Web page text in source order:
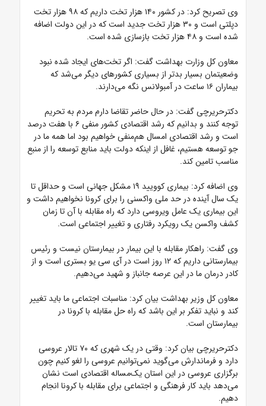
وی تصریح کرد: در کشور ۱۴۰ هزار تخت داریم که ۹۸ هزار تخت
دپلتی است و ۳۰ هزار تخت جدید است که در این دولت اضافه
شده است و ۴۸ هزار تخت بازسازی شده است.
معاون کل وزارت بهداشت گفت: اگر تخت‌های ایجاد شده نبود
وضعیتمان بسیار بدتر از بسیاری کشورهای دیگر می‌شد که
بیماران ۱۶ ساعت در آمبولانس نگه می‌دارند.
دکترحریرچی گفت: در حال حاضر تقاضا دارم مردم به تحریم
توجه کنند و بدانیم که رشد اقتصادی کشور منفی ۶ با هفت درصد
است و رشد اقتصادی امسال هم‌منفی خواهیم بود اما همه ما در‌
جو توسعه هستیم، غافل از اینکه دولت باید منابع توسعه را از منبع
مناسب تامین کند.
وی اضافه کرد: بیماری کوویید ۱۹ مشکل جهانی است و حداقل تا
یک سال آینده در حد ملی واکسنی را برای کرونا نخواهیم داشت و
این بیماری یک عامل ویروسی دارد که راه مقابله با آن تا زمان
کشف واکسن یک رویکرد رفتاری و‌ تغییر اجتماعی است.
وی گفت: راهکار مقابله با این بیمار در بیمارستان نیست و رئیس
بیمارستانی داریم که ۱۲ روز است در آی سی یو بستری است و از
کادر درمان ما در این عرصه جانباز و شهید می‌دهیم.
معاون کل وزیر بهداشت بیان کرد: مناسبات اجتماعی ما باید تغییر
کند و نباید تفکر بر این باشد که راه حل مقابله با کرونا در
بیمارستان است.
دکترحریرچی بیان کرد: وقتی در یک شهری که ۷۰ تالار عروسی
دارد و‌ فرماندارش می‌گوید نمی‌توانیم عروسی را لغو کنیم چون
برگزاری عروسی در این استان یک‌مساله اقتصادی است نشان
می‌دهد باید کار فرهنگی و اجتماعی برای مقابله با کرونا انجام
دهیم.